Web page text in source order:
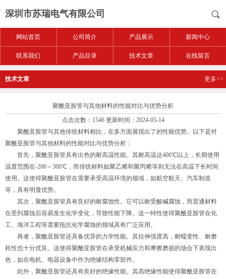
深圳市苏瑞电气有限公司
网站首页 公司简介 产品展示 新闻中心
联系我们 产品目录 技术文章 在线留言
技术文章 更多>>
聚酰亚胺管与其他材料的性能对比与优势分析
点击次数：1546 更新时间：2024-05-14
聚酰亚胺管与其他传统材料相比，在多方面展现出了的性能优势。以下是对
聚酰亚胺管与其他材料的性能对比与优势分析：
首先，聚酰亚胺管具有出色的耐高温性能。其耐高温达400℃以上，长期使用
温度范围在-200～300℃，而传统材料如聚乙烯和聚丙烯等则无法在高温下长时间
使用。这使得聚酰亚胺管在需要承受高温环境的领域，如航空航天、汽车制造
等，具有明显优势。
其次，聚酰亚胺管具有良好的耐腐蚀性。它可以耐受酸碱腐蚀，而普通材料
在受到腐蚀后容易发生化学变化，导致性能下降。这一特性使得聚酰亚胺管在化
工、海洋工程等需要抵抗化学腐蚀的领域具有广泛应用。
再者，聚酰亚胺管还具备优异的力学性能。其拉伸强度高，耐蠕变性、耐磨
耗性也十分优良。这使得聚酰亚胺管在承受机械应力和摩擦磨损的场合下表现出
色，如在电机、电器设备中作为绝缘结构零部件。
此外，聚酰亚胺管还具有良好的绝缘性能。其高绝缘性能使得聚酰亚胺管在